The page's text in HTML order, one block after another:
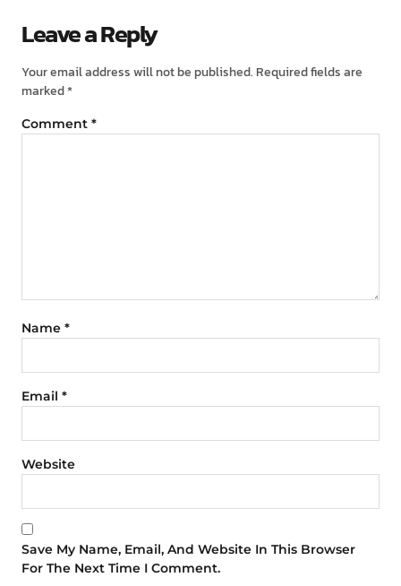
Leave a Reply
Your email address will not be published. Required fields are
marked*
Comment *
Name *
Email *
Website
Save My Name, Email, And Website In This Browser
For The Next Time I Comment.